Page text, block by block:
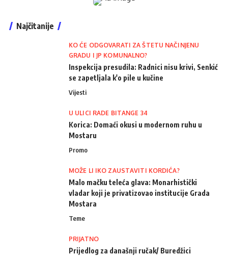
Najčitanije
KO ĆE ODGOVARATI ZA ŠTETU NAČINJENU
GRADU I JP KOMUNALNO?
Inspekcija presudila: Radnici nisu krivi, Senkić
se zapetljala k'o pile u kučine
Vijesti
U ULICI RADE BITANGE 34
Korica: Domaći okusi u modernom ruhu u
Mostaru
Promo
MOŽE LI IKO ZAUSTAVITI KORDIĆA?
Malo mačku teleća glava: Monarhistički
vladar koji je privatizovao institucije Grada
Mostara
Teme
PRIJATNO
Prijedlog za današnji ručak/ Buredžici